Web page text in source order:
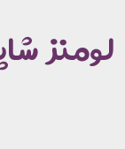
حساب کاربری من
لومنز